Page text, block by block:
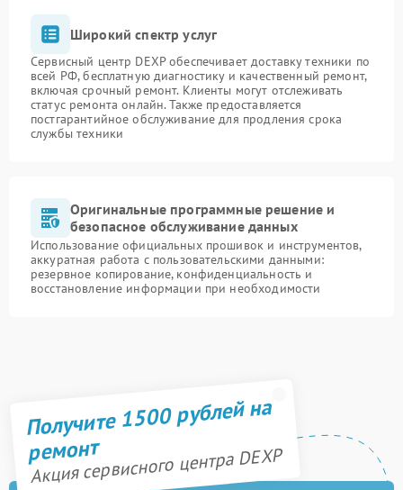
Широкий спектр услуг
Сервисный центр DEXP обеспечивает доставку техники по
всей РФ, бесплатную диагностику и качественный ремонт,
включая срочный ремонт. Клиенты могут отслеживать
статус ремонта онлайн. Также предоставляется
постгарантийное обслуживание для продления срока
службы техники
Оригинальные программные решение и
безопасное обслуживание данных
Использование официальных прошивок и инструментов,
аккуратная работа с пользовательскими данными:
резервное копирование, конфиденциальность и
восстановление информации при необходимости
Получите 1500 рублей на
ремонт
Акция сервисного центра DEXP